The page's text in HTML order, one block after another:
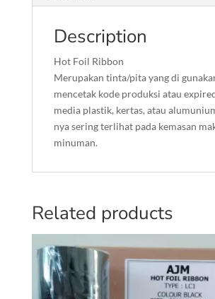
Description
Hot Foil Ribbon
Merupakan tinta/pita yang di
mencetak kode produksi atau
media plastik, kertas, atau
nya sering terlihat pada kemasan
minuman.
Related products